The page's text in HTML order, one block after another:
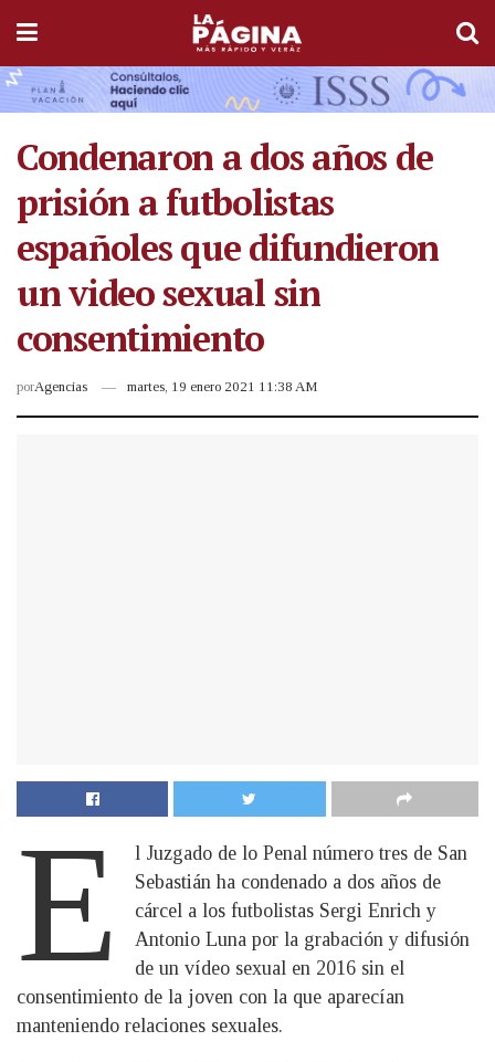
Condenaron a dos años de
prisión a futbolistas
españoles que difundieron
un video sexual sin
consentimiento
porAgencias martes, 19 enero 2021 11:38 AM
E
l Juzgado de lo Penal número tres de San
Sebastián ha condenado a dos años de
cárcel a los futbolistas Sergi Enrich y
Antonio Luna por la grabación y difusión
de un vídeo sexual en 2016 sin el
consentimiento de la joven con la que aparecían
manteniendo relaciones sexuales.